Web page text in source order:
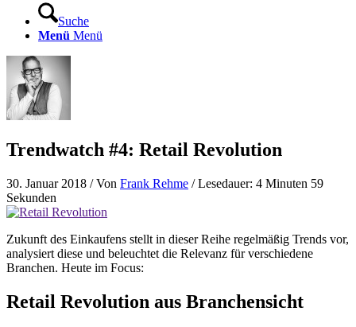
Suche
Menü Menü
Trendwatch #4: Retail Revolution
30. Januar 2018 / Von Frank Rehme / Lesedauer: 4 Minuten 59
Sekunden
Zukunft des Einkaufens stellt in dieser Reihe regelmäßig Trends vor,
analysiert diese und beleuchtet die Relevanz für verschiedene
Branchen. Heute im Focus:
Retail Revolution aus Branchensicht